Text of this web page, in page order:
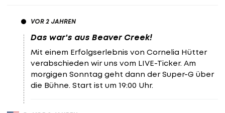
VOR 2 JAHREN
Das war's aus Beaver Creek!
Mit einem Erfolgserlebnis von Cornelia Hütter
verabschieden wir uns vom LIVE-Ticker. Am
morgigen Sonntag geht dann der Super-G über
die Bühne. Start ist um 19:00 Uhr.